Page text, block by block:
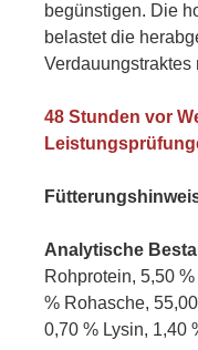
begünstigen. Die
belastet die
Verdauungstraktes
48 Stunden vor
Analytische
Rohprotein, 5,50
% Rohasche,
0,70 % Lysin, 1,40